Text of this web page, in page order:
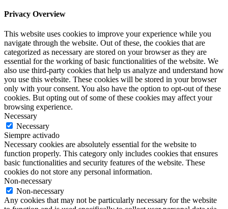
Privacy Overview
This website uses cookies to improve your experience while you
navigate through the website. Out of these, the cookies that are
categorized as necessary are stored on your browser as they are
essential for the working of basic functionalities of the website. We
also use third-party cookies that help us analyze and understand how
you use this website. These cookies will be stored in your browser
only with your consent. You also have the option to opt-out of these
cookies. But opting out of some of these cookies may affect your
browsing experience.
Necessary
Necessary
Siempre activado
Necessary cookies are absolutely essential for the website to
function properly. This category only includes cookies that ensures
basic functionalities and security features of the website. These
cookies do not store any personal information.
Non-necessary
Non-necessary
Any cookies that may not be particularly necessary for the website